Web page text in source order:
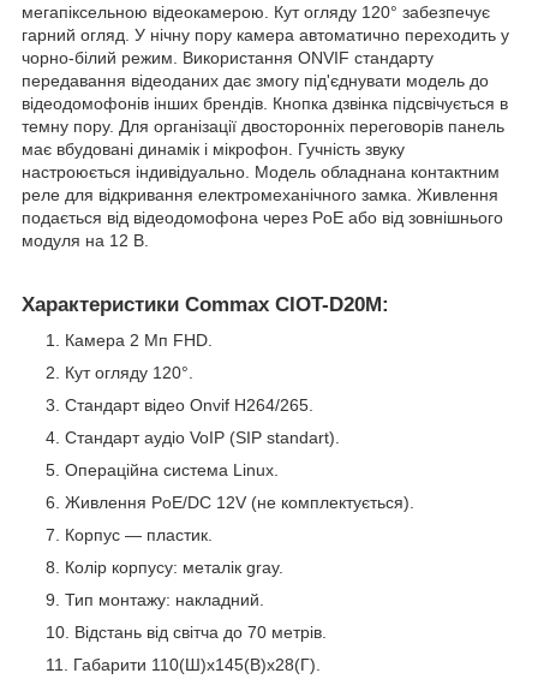
мегапіксельною відеокамерою. Кут огляду 120° забезпечує
гарний огляд. У нічну пору камера автоматично переходить у
чорно-білий режим. Використання ONVIF стандарту
передавання відеоданих дає змогу під'єднувати модель до
відеодомофонів інших брендів. Кнопка дзвінка підсвічується в
темну пору. Для організації двосторонніх переговорів панель
має вбудовані динамік і мікрофон. Гучність звуку
настроюється індивідуально. Модель обладнана контактним
реле для відкривання електромеханічного замка. Живлення
подається від відеодомофона через PoE або від зовнішнього
модуля на 12 В.
Характеристики Commax CIOT-D20M:
Камера 2 Мп FHD.
Кут огляду 120°.
Стандарт відео Onvif H264/265.
Стандарт аудіо VoIP (SIP standart).
Операційна система Linux.
Живлення PoE/DC 12V (не комплектується).
Корпус — пластик.
Колір корпусу: металік gray.
Тип монтажу: накладний.
Відстань від світча до 70 метрів.
Габарити 110(Ш)х145(В)х28(Г).